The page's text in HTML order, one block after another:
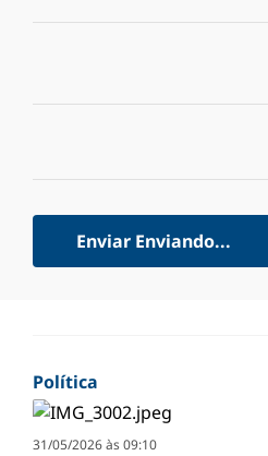
Enviar Enviando...
Política
31/05/2026 às 09:10